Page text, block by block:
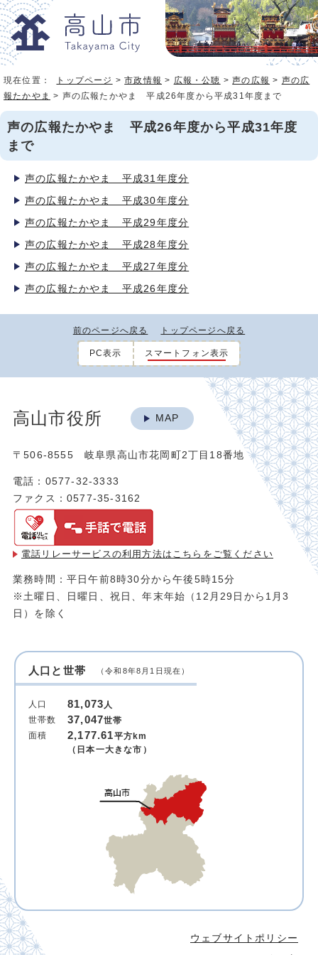
現在位置： トップページ >市政情報 > 広報・公聴 >声の広報 > 声の広
報たかやま > 声の広報たかやま 平成26年度から平成31年度まで
声の広報たかやま 平成26年度から平成31年度
まで
声の広報たかやま 平成31年度分
声の広報たかやま 平成30年度分
声の広報たかやま 平成29年度分
声の広報たかやま 平成28年度分
声の広報たかやま 平成27年度分
声の広報たかやま 平成26年度分
前のページへ戻る トップページへ戻る
PC表示 スマートフォン表示
高山市役所 MAP
〒506-8555 岐阜県高山市花岡町2丁目18番地
電話：0577-32-3333
ファクス：0577-35-3162
電話リレーサービスの利用方法は こちらをご覧ください
業務時間：平日午前8時30分から午後5時15分
※土曜日、日曜日、祝日、年末年始（12月29日から1月3
日）を除く
人口と世帯 （令和8年8月1日現在）
人口 81,073人
世帯数
37,047世帯
面積
2,177.61平方km
（日本一大きな市）
ウェブサイトポリシー